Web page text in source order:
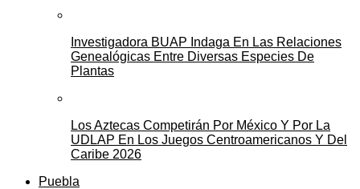
Investigadora BUAP Indaga En Las Relaciones
Genealógicas Entre Diversas Especies De
Plantas
Los Aztecas Competirán Por México Y Por La
UDLAP En Los Juegos Centroamericanos Y Del
Caribe 2026
Puebla